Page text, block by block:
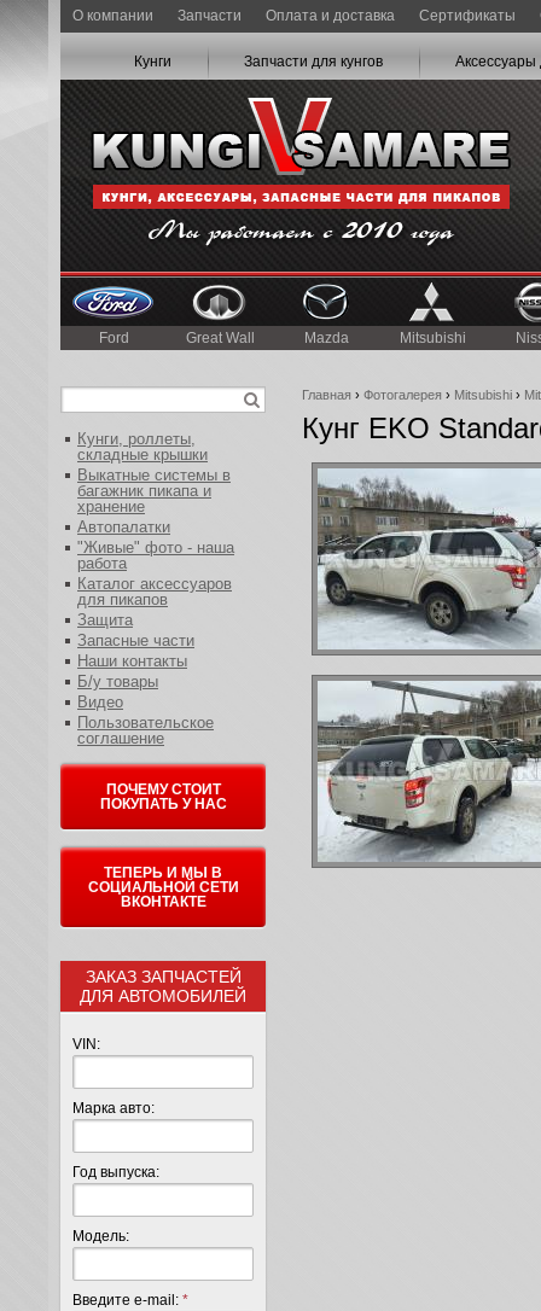
О компании Запчасти Оплата и доставка Сертификаты
Кунги Запчасти для кунгов Аксессуары
Ford Great Wall Mazda Mitsubishi
Главная › Фотогалерея › Mitsubishi ›
Кунг EKO
Кунги, роллеты,
складные крышки
Выкатные системы в
багажник пикапа и
хранение
Автопалатки
"Живые" фото - наша
работа
Каталог аксессуаров
для пикапов
Защита
Запасные части
Наши контакты
Б/у товары
Видео
Пользовательское
соглашение
ПОЧЕМУ СТОИТ
ПОКУПАТЬ У НАС
ТЕПЕРЬ И МЫ В
СОЦИАЛЬНОЙ СЕТИ
ВКОНТАКТЕ
ЗАКАЗ ЗАПЧАСТЕЙ
ДЛЯ АВТОМОБИЛЕЙ
VIN:
Марка авто:
Год выпуска:
Модель:
Введите e-mail: *